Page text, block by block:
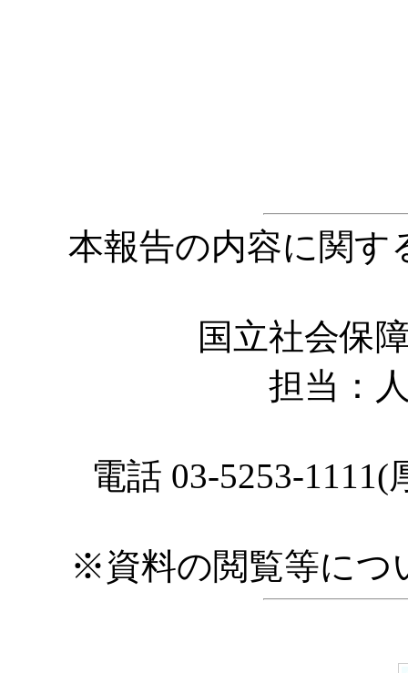
本報告の内容に関す
国立社会保
担当：
電話 03-5253-
※資料の閲覧等につ